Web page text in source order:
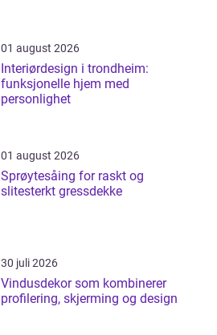
01 august 2026
Interiørdesign i trondheim:
funksjonelle hjem med
personlighet
01 august 2026
Sprøytesåing for raskt og
slitesterkt gressdekke
30 juli 2026
Vindusdekor som kombinerer
profilering, skjerming og design